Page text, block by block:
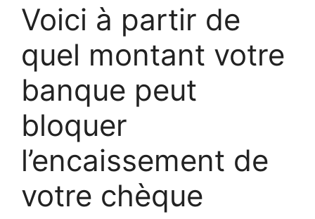
Voici à partir de
quel montant votre
banque peut
bloquer
l’encaissement de
votre chèque